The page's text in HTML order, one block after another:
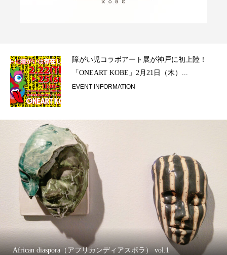
障がい児コラボアート展が神戸に初上陸！
「ONEART KOBE」2月21日（木）...
EVENT INFORMATION
African diaspora（アフリカンディアスポラ） vol.1